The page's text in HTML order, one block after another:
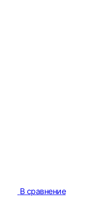
В сравнение